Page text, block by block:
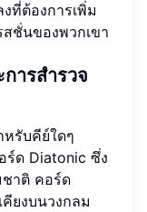
ที่ต้องการเพิ่ม
ชั่นของพวกเขา
ารสำรวจ
หรับคีย์ใดๆ
ด Diatonic ซึ่ง
ชาติ คอร์ด
ยงบนวงกลม